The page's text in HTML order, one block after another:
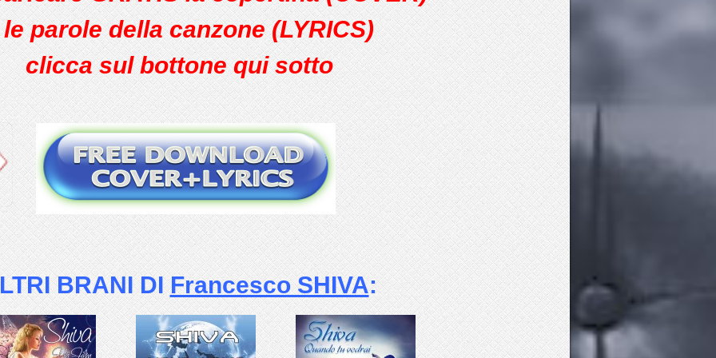
parole della canzone (LYRICS)
clicca sul bottone qui sotto
BRANI DIFrancesco SHIVA: